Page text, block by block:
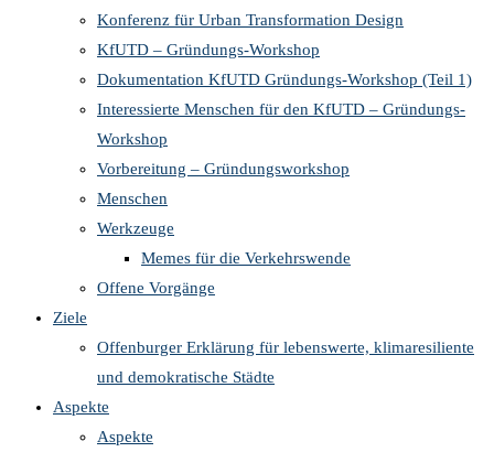
the
search
panel.
close
the
search
panel.
Konferenz für Urban Transformation Design
KfUTD – Gründungs-Workshop
Dokumentation KfUTD Gründungs-Workshop (Teil 1)
Interessierte Menschen für den KfUTD – Gründungs-
Workshop
Vorbereitung – Gründungsworkshop
Menschen
Werkzeuge
Memes für die Verkehrswende
Offene Vorgänge
Ziele
Offenburger Erklärung für lebenswerte, klimaresiliente
und demokratische Städte
Aspekte
Aspekte